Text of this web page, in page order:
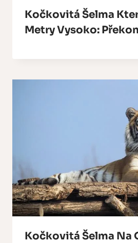
Kočkovitá Šelma
Metry Vysoko:
Kočkovitá Šelma Na